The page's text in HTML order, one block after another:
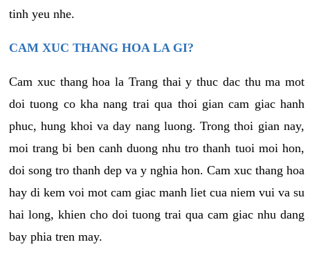
tinh yeu nhe.
CAM XUC THANG HOA LA GI?
Cam xuc thang hoa la Trang thai y thuc dac thu ma mot
doi tuong co kha nang trai qua thoi gian cam giac hanh
phuc, hung khoi va day nang luong. Trong thoi gian nay,
moi trang bi ben canh duong nhu tro thanh tuoi moi hon,
doi song tro thanh dep va y nghia hon. Cam xuc thang hoa
hay di kem voi mot cam giac manh liet cua niem vui va su
hai long, khien cho doi tuong trai qua cam giac nhu dang
bay phia tren may.